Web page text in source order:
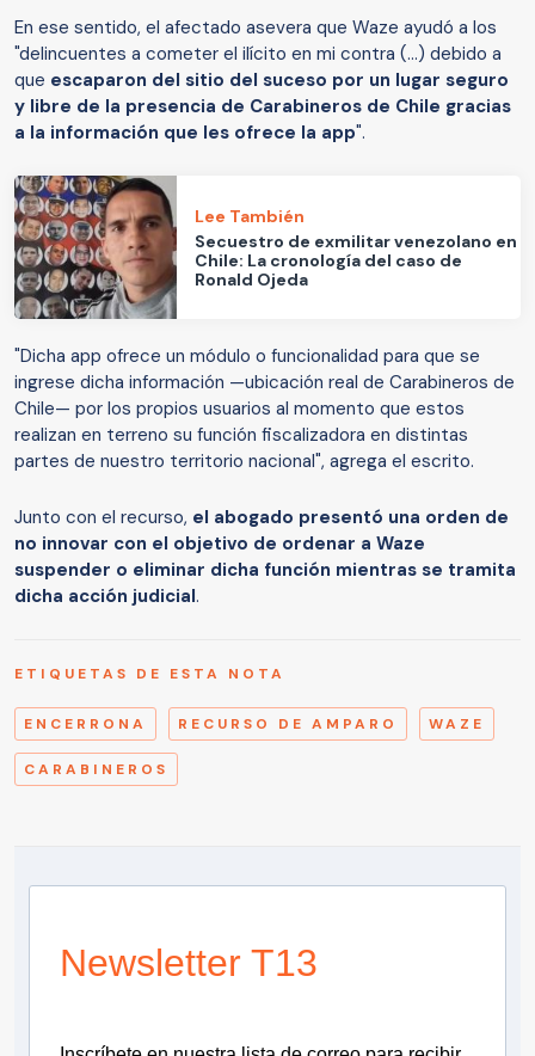
En ese sentido, el afectado asevera que Waze ayudó a los
"delincuentes a cometer el ilícito en mi contra (...) debido a
que escaparon del sitio del suceso por un lugar seguro
y libre de la presencia de Carabineros de Chile gracias
a la información que les ofrece la app".
Lee También
Secuestro de exmilitar venezolano en
Chile: La cronología del caso de
Ronald Ojeda
"Dicha app ofrece un módulo o funcionalidad para que se
ingrese dicha información —ubicación real de Carabineros de
Chile— por los propios usuarios al momento que estos
realizan en terreno su función fiscalizadora en distintas
partes de nuestro territorio nacional", agrega el escrito.
Junto con el recurso, el abogado presentó una orden de
no innovar con el objetivo de ordenar a Waze
suspender o eliminar dicha función mientras se tramita
dicha acción judicial.
ETIQUETAS DE ESTA NOTA
ENCERRONA RECURSO DE AMPARO WAZE
CARABINEROS
Newsletter T13